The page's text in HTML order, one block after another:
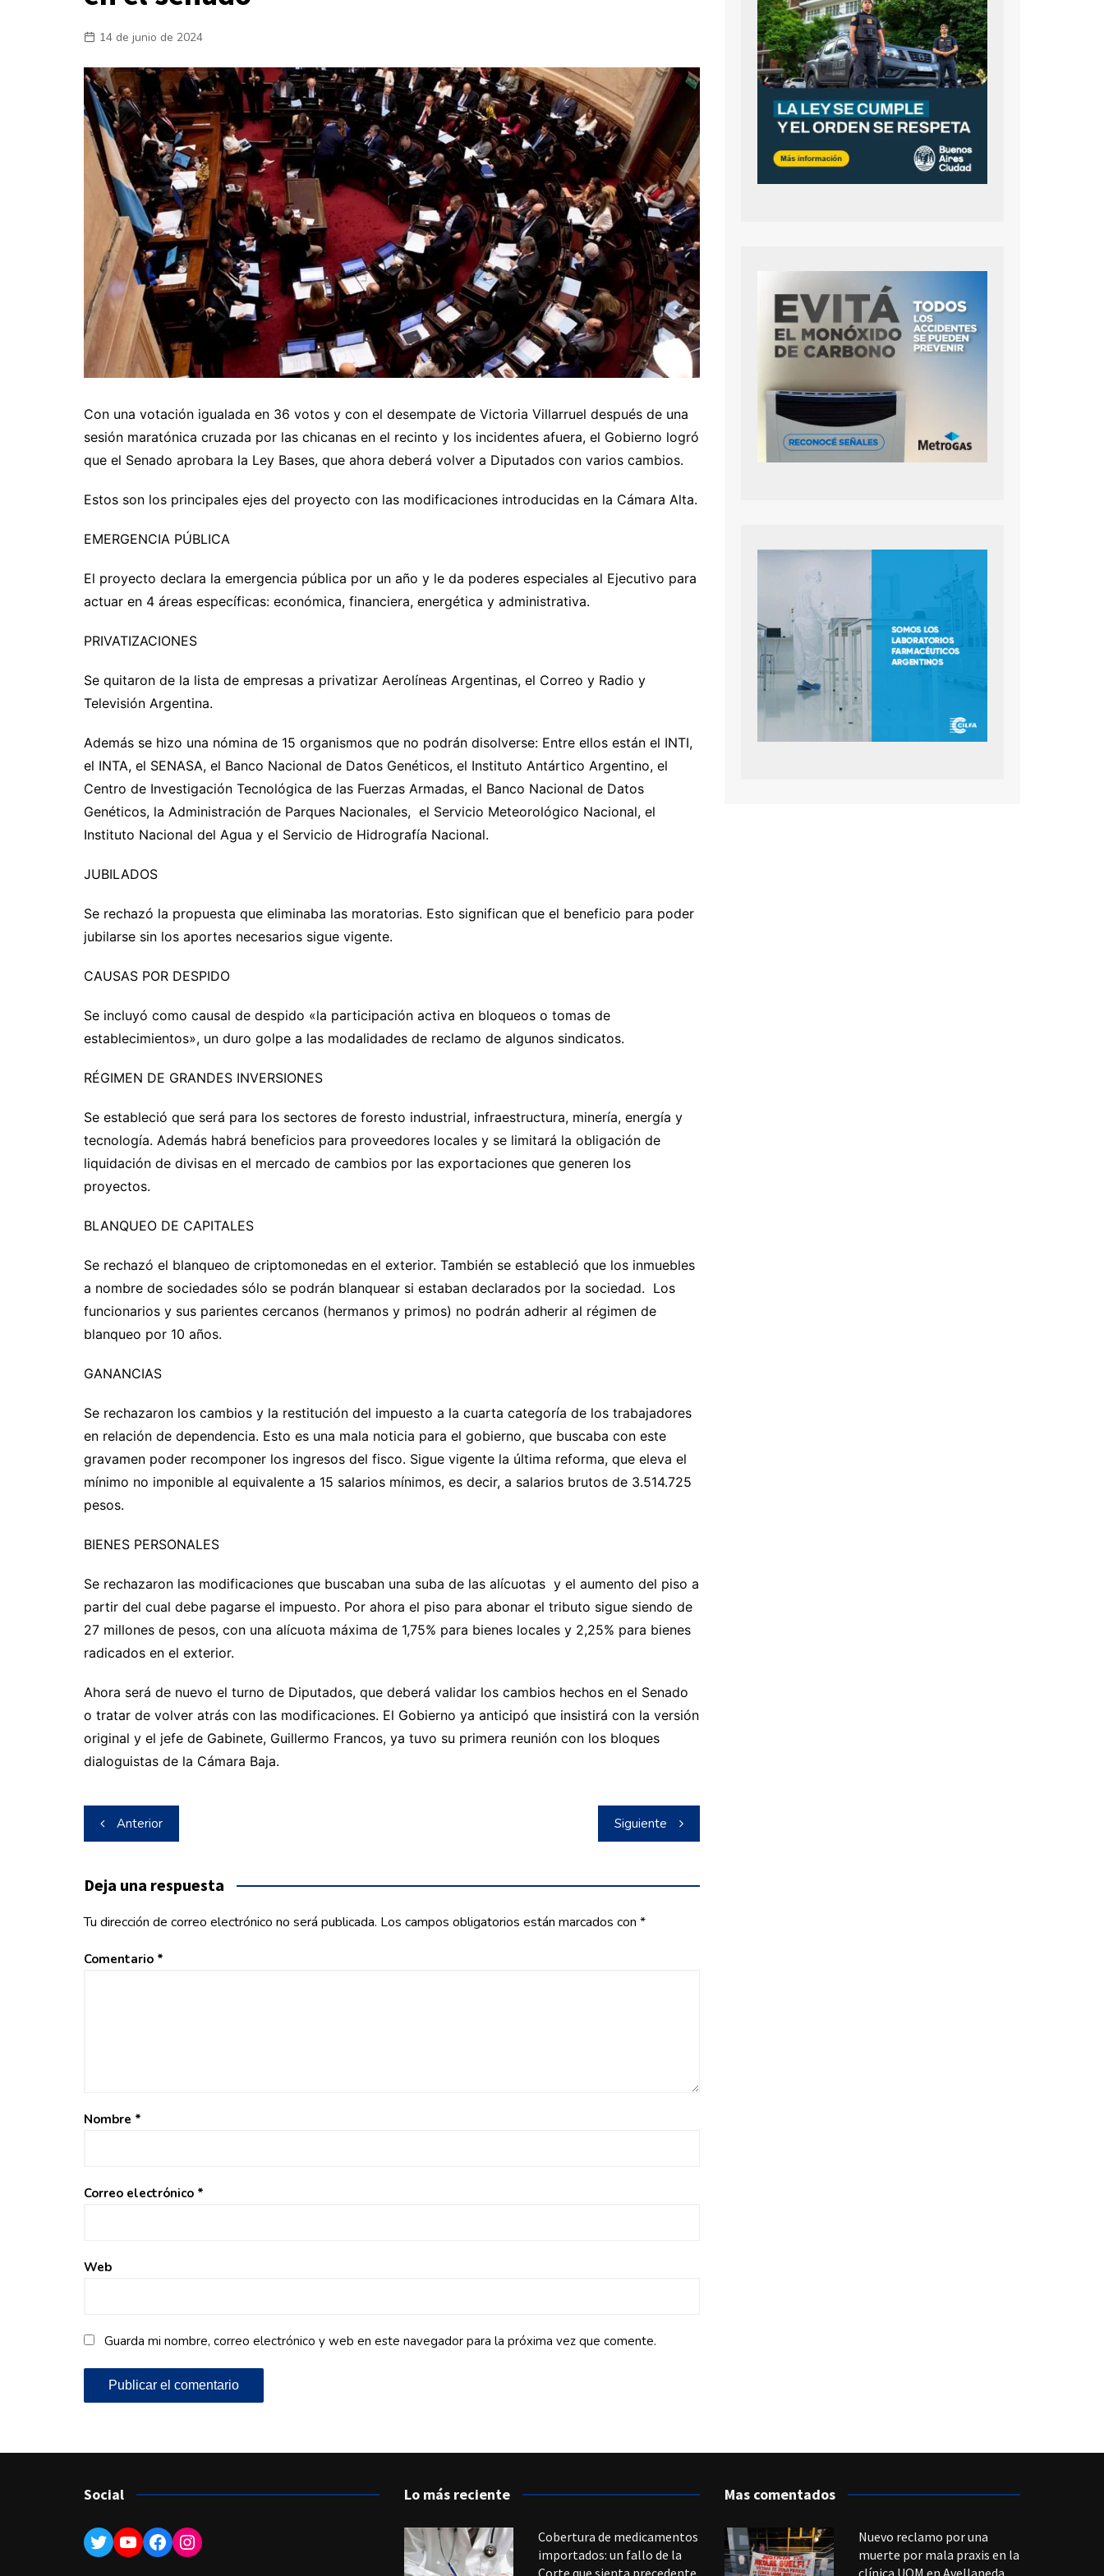
14 de junio de 2024
Con una votación igualada en 36 votos y con el desempate de Victoria Villarruel después de una
sesión maratónica cruzada por las chicanas en el recinto y los incidentes afuera, el Gobierno logró
que el Senado aprobara la Ley Bases, que ahora deberá volver a Diputados con varios cambios.
Estos son los principales ejes del proyecto con las modificaciones introducidas en la Cámara Alta.
EMERGENCIA PÚBLICA
El proyecto declara la emergencia pública por un año y le da poderes especiales al Ejecutivo para
actuar en 4 áreas específicas: económica, financiera, energética y administrativa.
PRIVATIZACIONES
Se quitaron de la lista de empresas a privatizar Aerolíneas Argentinas, el Correo y Radio y
Televisión Argentina.
Además se hizo una nómina de 15 organismos que no podrán disolverse: Entre ellos están el INTI,
el INTA, el SENASA, el Banco Nacional de Datos Genéticos, el Instituto Antártico Argentino, el
Centro de Investigación Tecnológica de las Fuerzas Armadas, el Banco Nacional de Datos
Genéticos, la Administración de Parques Nacionales, el Servicio Meteorológico Nacional, el
Instituto Nacional del Agua y el Servicio de Hidrografía Nacional.
JUBILADOS
Se rechazó la propuesta que eliminaba las moratorias. Esto significan que el beneficio para poder
jubilarse sin los aportes necesarios sigue vigente.
CAUSAS POR DESPIDO
Se incluyó como causal de despido «la participación activa en bloqueos o tomas de
establecimientos», un duro golpe a las modalidades de reclamo de algunos sindicatos.
RÉGIMEN DE GRANDES INVERSIONES
Se estableció que será para los sectores de foresto industrial, infraestructura, minería, energía y
tecnología. Además habrá beneficios para proveedores locales y se limitará la obligación de
liquidación de divisas en el mercado de cambios por las exportaciones que generen los
proyectos.
BLANQUEO DE CAPITALES
Se rechazó el blanqueo de criptomonedas en el exterior. También se estableció que los inmuebles
a nombre de sociedades sólo se podrán blanquear si estaban declarados por la sociedad. Los
funcionarios y sus parientes cercanos (hermanos y primos) no podrán adherir al régimen de
blanqueo por 10 años.
GANANCIAS
Se rechazaron los cambios y la restitución del impuesto a la cuarta categoría de los trabajadores
en relación de dependencia. Esto es una mala noticia para el gobierno, que buscaba con este
gravamen poder recomponer los ingresos del fisco. Sigue vigente la última reforma, que eleva el
mínimo no imponible al equivalente a 15 salarios mínimos, es decir, a salarios brutos de 3.514.725
pesos.
BIENES PERSONALES
Se rechazaron las modificaciones que buscaban una suba de las alícuotas y el aumento del piso a
partir del cual debe pagarse el impuesto. Por ahora el piso para abonar el tributo sigue siendo de
27 millones de pesos, con una alícuota máxima de 1,75% para bienes locales y 2,25% para bienes
radicados en el exterior.
Ahora será de nuevo el turno de Diputados, que deberá validar los cambios hechos en el Senado
o tratar de volver atrás con las modificaciones. El Gobierno ya anticipó que insistirá con la versión
original y el jefe de Gabinete, Guillermo Francos, ya tuvo su primera reunión con los bloques
dialoguistas de la Cámara Baja.
Navegación
de
entradas
Anterior Siguiente
Deja una respuesta
Tu dirección de correo electrónico no será publicada. Los campos obligatorios están marcados con *
Comentario *
Nombre *
Correo electrónico *
Web
Guarda mi nombre, correo electrónico y web en este navegador para la próxima vez que comente.
Social
Twitter
YouTube
Facebook
Instagram
Lo más reciente
Cobertura de medicamentos
importados: un fallo de la
Corte que sienta precedente
Mas comentados
Nuevo reclamo por una
muerte por mala praxis en la
clínica UOM en Avellaneda